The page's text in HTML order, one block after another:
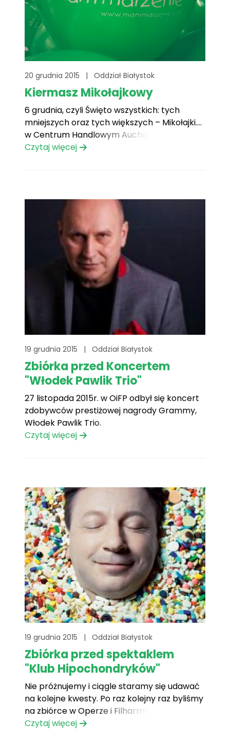
20 grudnia 2015 | Oddział Białystok
Kiermasz Mikołajkowy
6 grudnia, czyli Święto wszystkich: tych
mniejszych oraz tych większych – Mikołajki….
w Centrum Handlowym Auchan Hetmańska
w Białymstoku zorganizowaliśmy Fundacyjny
Czytaj więcej
19 grudnia 2015 | Oddział Białystok
Zbiórka przed Koncertem
"Włodek Pawlik Trio"
27 listopada 2015r. w OiFP odbył się koncert
zdobywców prestiżowej nagrody Grammy,
Włodek Pawlik Trio.
Czytaj więcej
19 grudnia 2015 | Oddział Białystok
Zbiórka przed spektaklem
"Klub Hipochondryków"
Nie próżnujemy i ciągle staramy się udawać
na kolejne kwesty. Po raz kolejny raz byliśmy
na zbiórce w Operze i Filharmonii Podlaskiej,
aby móc szybciej zrealizować marzenie
Czytaj więcej